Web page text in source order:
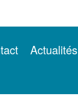
Actualités